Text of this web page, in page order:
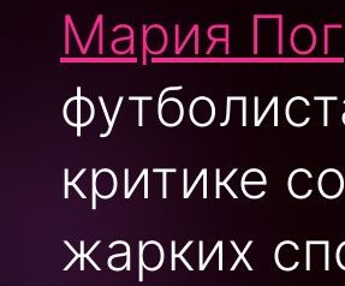
Мария
критике
жарких